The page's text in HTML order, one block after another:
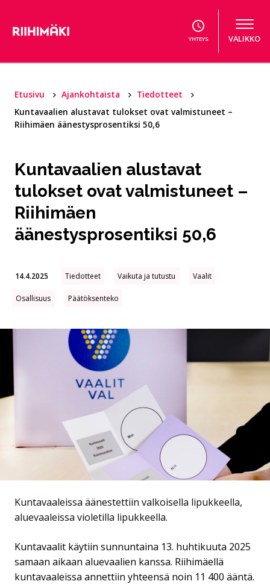
YHTEYS VALIKKO
Etusivu Ajankohtaista
Tiedotteet
Kuntavaalien alustavat tulokset ovat valmistuneet –
Riihimäen äänestysprosentiksi 50,6
Kuntavaalien alustavat
tulokset ovat valmistuneet –
Riihimäen
äänestysprosentiksi 50,6
14.4.2025 Tiedotteet Vaikuta ja tutustu Vaalit
Osallisuus Päätöksenteko
Kuntavaaleissa äänestettiin valkoisella lipukkeella,
aluevaaleissa violetilla lipukkeella.
Kuntavaalit käytiin sunnuntaina 13. huhtikuuta 2025
samaan aikaan aluevaalien kanssa. Riihimäellä
kuntavaaleissa annettiin yhteensä noin 11 400 ääntä.